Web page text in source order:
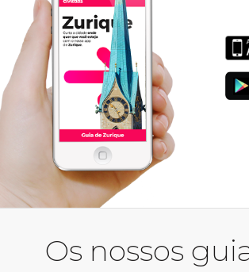
Os nossos